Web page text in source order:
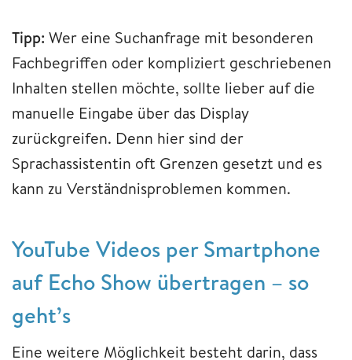
Tipp: Wer eine Suchanfrage mit besonderen
Fachbegriffen oder kompliziert geschriebenen
Inhalten stellen möchte, sollte lieber auf die
manuelle Eingabe über das Display
zurückgreifen. Denn hier sind der
Sprachassistentin oft Grenzen gesetzt und es
kann zu Verständnisproblemen kommen.
YouTube Videos per Smartphone
auf Echo Show übertragen – so
geht’s
Eine weitere Möglichkeit besteht darin, dass